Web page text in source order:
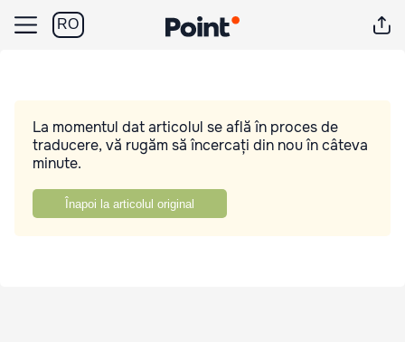
RO
La momentul dat articolul se află în proces de
traducere, vă rugăm să încercați din nou în câteva
minute.
Înapoi la articolul original